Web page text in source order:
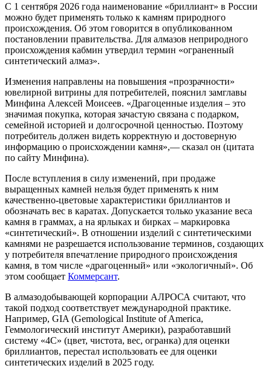
С 1 сентября 2026 года наименование «бриллиант» в России
можно будет применять только к камням природного
происхождения. Об этом говорится в опубликованном
постановлении правительства. Для алмазов неприродного
происхождения кабмин утвердил термин «ограненный
синтетический алмаз».
Изменения направлены на повышения «прозрачности»
ювелирной витрины для потребителей, пояснил замглавы
Минфина Алексей Моисеев. «Драгоценные изделия – это
значимая покупка, которая зачастую связана с подарком,
семейной историей и долгосрочной ценностью. Поэтому
потребитель должен видеть корректную и достоверную
информацию о происхождении камня»,— сказал он (цитата
по сайту Минфина).
После вступления в силу изменений, при продаже
выращенных камней нельзя будет применять к ним
качественно-цветовые характеристики бриллиантов и
обозначать вес в каратах. Допускается только указание веса
камня в граммах, а на ярлыках и бирках – маркировка
«синтетический». В отношении изделий с синтетическими
камнями не разрешается использование терминов, создающих
у потребителя впечатление природного происхождения
камня, в том числе «драгоценный» или «экологичный». Об
этом сообщает Коммерсант.
В алмазодобывающей корпорации АЛРОСА считают, что
такой подход соответствует международной практике.
Например, GIA (Gemological Institute of America,
Геммологический институт Америки), разработавший
систему «4C» (цвет, чистота, вес, огранка) для оценки
бриллиантов, перестал использовать ее для оценки
синтетических изделий в 2025 году.